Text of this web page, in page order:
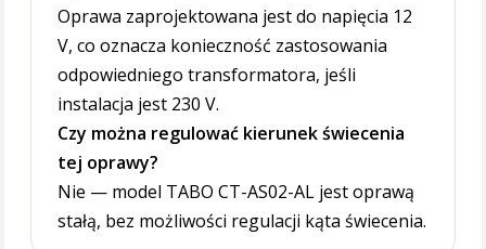
Oprawa zaprojektowana jest do napięcia 12
V, co oznacza konieczność zastosowania
odpowiedniego transformatora, jeśli
instalacja jest 230 V.
Czy można regulować kierunek świecenia
tej oprawy?
Nie — model TABO CT-AS02-AL jest oprawą
stałą, bez możliwości regulacji kąta świecenia.